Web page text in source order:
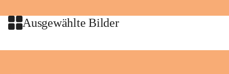
🔏 Zum Schutz unseres Gemeindearchivs danken wir allen Bürgerinnen
Erinnerungen, die dazu beitragen, die Geschichte unserer Heimat
Ausgewählte Bilder
+2